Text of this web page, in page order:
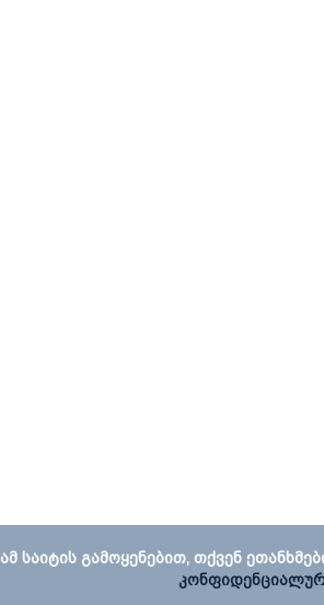
ამ საიტის გამოყენებით, თქვენ